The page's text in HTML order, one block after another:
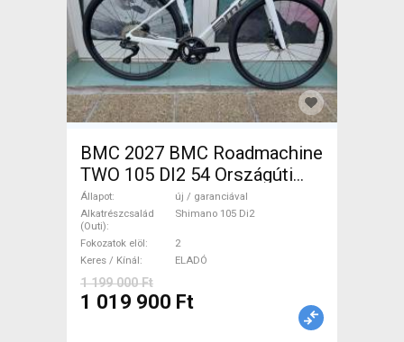
BMC 2027 BMC Roadmachine
TWO 105 DI2 54 Országúti
Shimano 105 Di2 tárcsafék új
/ garanciával ELADÓ
Állapot
új / garanciával
Alkatrészcsalád
(Outi)
Shimano 105 Di2
Fokozatok elöl
2
Keres / Kínál
ELADÓ
1 199 000 Ft
1 019 900 Ft